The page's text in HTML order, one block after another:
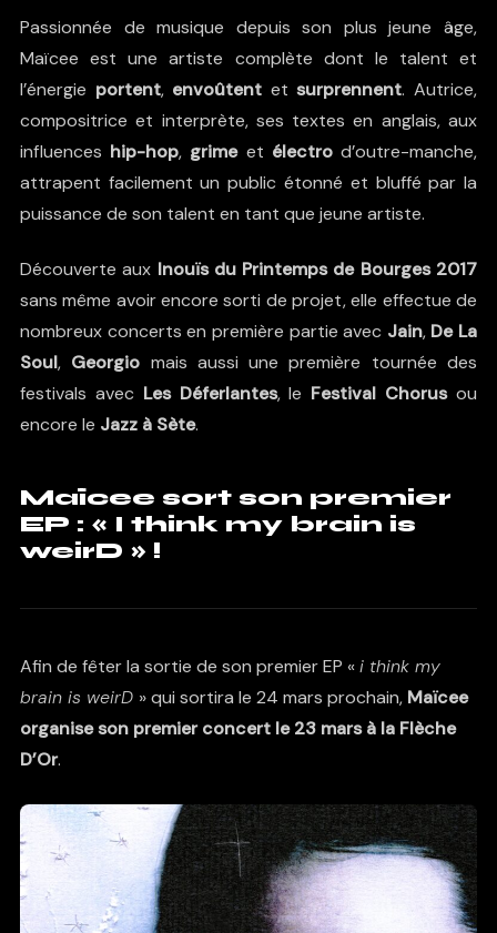
Passionnée de musique depuis son plus jeune âge,
Maïcee est une artiste complète dont le talent et
l’énergie portent, envoûtent etsurprennent. Autrice,
compositrice et interprète, ses textes en anglais, aux
influences hip-hop, grimeet électrod’outre-manche,
attrapent facilement un public étonné et bluffé par la
puissance de son talent en tant que jeune artiste.
Découverte aux Inouïs du Printemps de Bourges 2017
sans même avoir encore sorti de projet, elle effectue de
nombreux concerts en première partie avec Jain, De La
Soul, Georgio mais aussi une première tournée des
festivals avec Les Déferlantes, le Festival Chorusou
encore le Jazz à Sète.
Maïcee sort son premier
EP : « I think my brain is
weirD » !
Afin de fêter la sortie de son premier EP «i think my
brain is weirD » qui sortira le 24 mars prochain, Maïcee
organise son premier concert le 23 mars à la Flèche
D’Or.